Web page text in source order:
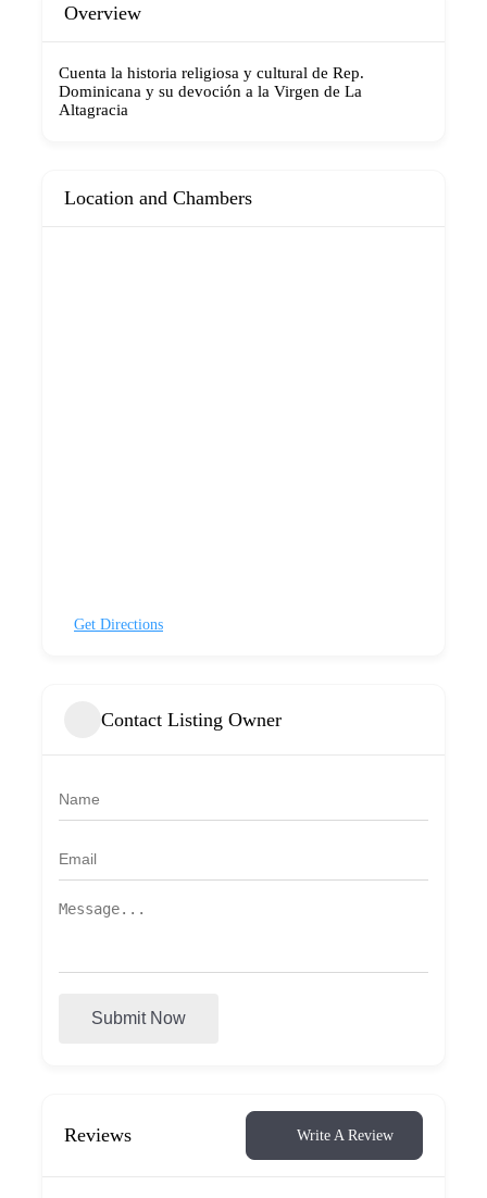
Overview
Cuenta la historia religiosa y cultural de Rep.
Dominicana y su devoción a la Virgen de La
Altagracia
Location and Chambers
Get Directions
Contact Listing Owner
Submit Now
Reviews Write A Review